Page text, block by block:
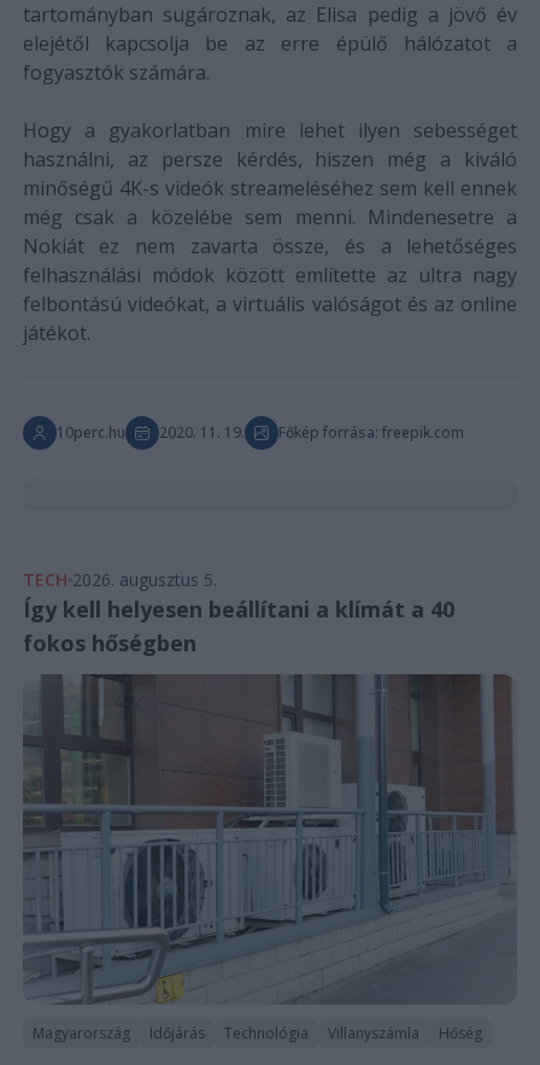
tartományban sugároznak, az Elisa pedig a jövő év
elejétől kapcsolja be az erre épülő hálózatot a
fogyasztók számára.
Hogy a gyakorlatban mire lehet ilyen sebességet
használni, az persze kérdés, hiszen még a kiváló
minőségű 4K-s videók streameléséhez sem kell ennek
még csak a közelébe sem menni. Mindenesetre a
Nokiát ez nem zavarta össze, és a lehetőséges
felhasználási módok között említette az ultra nagy
felbontású videókat, a virtuális valóságot és az online
játékot.
10perc.hu 2020. 11. 19. Főkép forrása: freepik.com
TECH 2026. augusztus 5.
Így kell helyesen beállítani a klímát a 40
fokos hőségben
Magyarország Időjárás Technológia Villanyszámla Hőség